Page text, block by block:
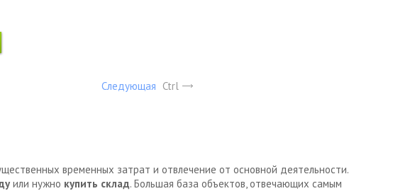
Следующая Ctrl
временных затрат и отвлечение от основной деятельности.
или нужно купить склад. Большая база объектов, отвечающих самым